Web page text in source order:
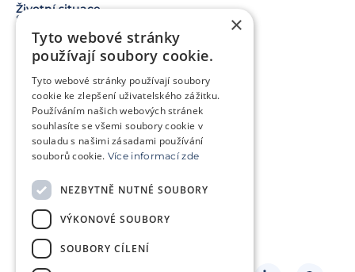
Životní situace
Snažíme se o miminko
Chci miminko v budoucnu
Jsem v onkologické léčbě
Chci pomoct jiným párům
Klientská zóna
Slovníček pojmů
Často kladené dotazy
Ke stažení
Kontakt
Ceník
×
Tyto webové stránky
používají soubory cookie.
Tyto webové stránky používají soubory
cookie ke zlepšení uživatelského zážitku.
Používáním našich webových stránek
souhlasíte se všemi soubory cookie v
souladu s našimi zásadami používání
souborů cookie. Více informací zde
NEZBYTNĚ NUTNÉ SOUBORY
VÝKONOVÉ SOUBORY
SOUBORY CÍLENÍ